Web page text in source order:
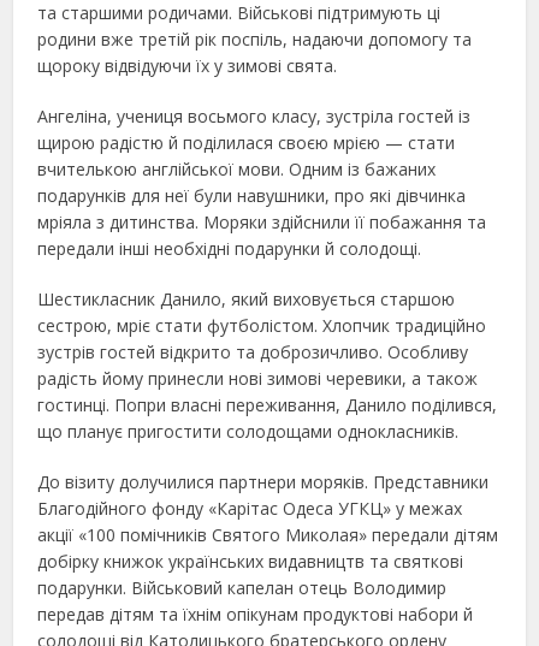
та старшими родичами. Військові підтримують ці
родини вже третій рік поспіль, надаючи допомогу та
щороку відвідуючи їх у зимові свята.
Ангеліна, учениця восьмого класу, зустріла гостей із
щирою радістю й поділилася своєю мрією — стати
вчителькою англійської мови. Одним із бажаних
подарунків для неї були навушники, про які дівчинка
мріяла з дитинства. Моряки здійснили її побажання та
передали інші необхідні подарунки й солодощі.
Шестикласник Данило, який виховується старшою
сестрою, мріє стати футболістом. Хлопчик традиційно
зустрів гостей відкрито та доброзичливо. Особливу
радість йому принесли нові зимові черевики, а також
гостинці. Попри власні переживання, Данило поділився,
що планує пригостити солодощами однокласників.
До візиту долучилися партнери моряків. Представники
Благодійного фонду «Карітас Одеса УГКЦ» у межах
акції «100 помічників Святого Миколая» передали дітям
добірку книжок українських видавництв та святкові
подарунки. Військовий капелан отець Володимир
передав дітям та їхнім опікунам продуктові набори й
солодощі від Католицького братерського ордену